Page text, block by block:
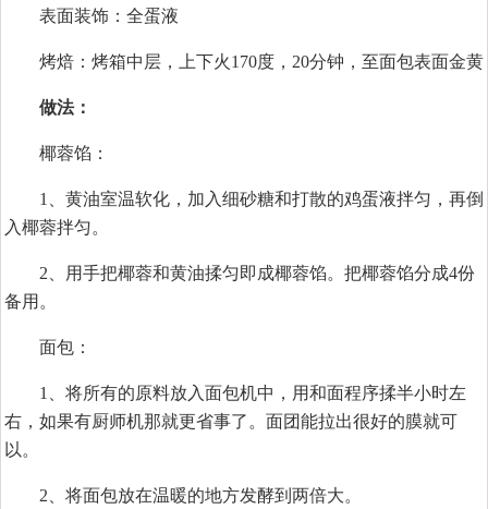
表面装饰：全蛋液
烤焙：烤箱中层，上下火170度，20分钟，至面包表面金黄
做法：
椰蓉馅：
1、黄油室温软化，加入细砂糖和打散的鸡蛋液拌匀，再倒
入椰蓉拌匀。
2、用手把椰蓉和黄油揉匀即成椰蓉馅。把椰蓉馅分成4份
备用。
面包：
1、将所有的原料放入面包机中，用和面程序揉半小时左
右，如果有厨师机那就更省事了。面团能拉出很好的膜就可
以。
2、将面包放在温暖的地方发酵到两倍大。